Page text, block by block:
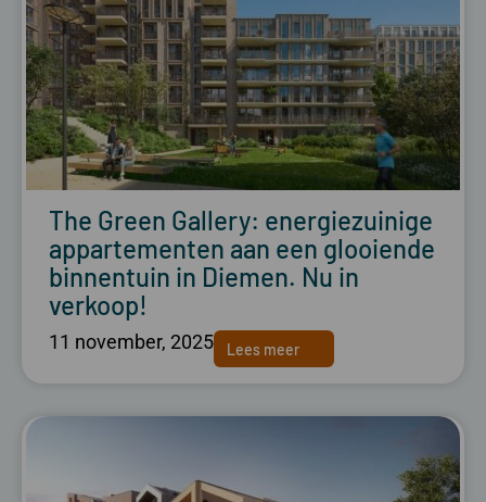
The Green Gallery: energiezuinige
appartementen aan een glooiende
binnentuin in Diemen. Nu in
verkoop!
11 november, 2025 Lees meer